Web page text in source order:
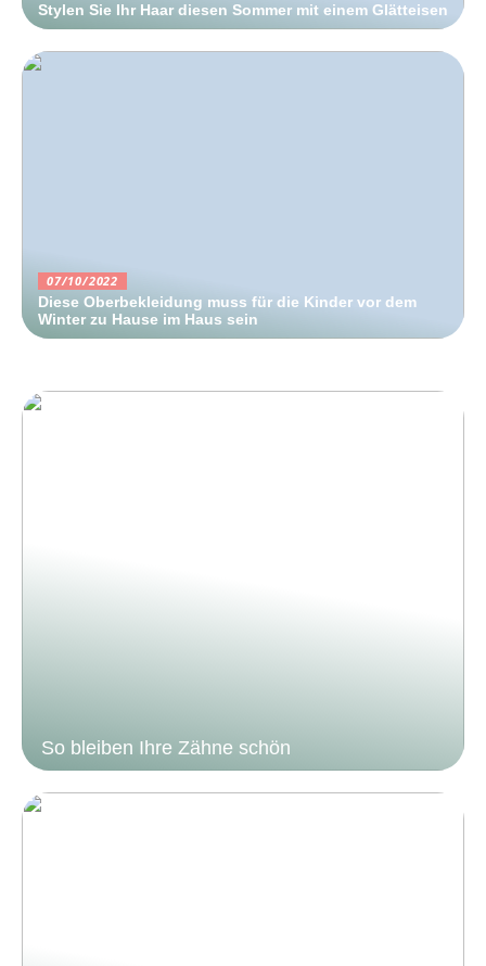
Stylen Sie Ihr Haar diesen Sommer mit einem Glätteisen
07/10/2022
Diese Oberbekleidung muss für die Kinder vor dem
Winter zu Hause im Haus sein
So bleiben Ihre Zähne schön